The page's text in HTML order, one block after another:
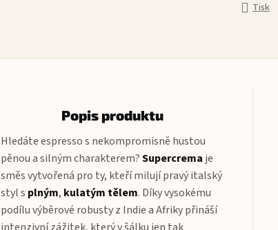
Tisk
Popis produktu
Hledáte espresso s nekompromisně hustou
pěnou a silným charakterem?Supercrema je
směs vytvořená pro ty, kteří milují pravý italský
styl s plným, kulatým tělem. Díky vysokému
podílu výběrové robusty z Indie a Afriky přináší